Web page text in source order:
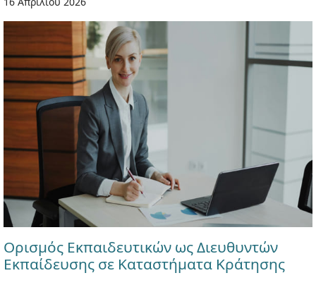
Ορισμός Εκπαιδευτικών ως Διευθυντών
Εκπαίδευσης σε Καταστήματα Κράτησης